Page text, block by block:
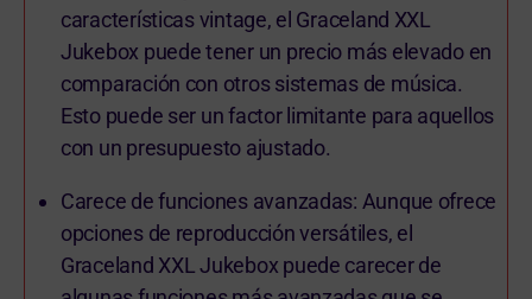
características vintage, el Graceland XXL
Jukebox puede tener un precio más elevado en
comparación con otros sistemas de música.
Esto puede ser un factor limitante para aquellos
con un presupuesto ajustado.
Carece de funciones avanzadas: Aunque ofrece
opciones de reproducción versátiles, el
Graceland XXL Jukebox puede carecer de